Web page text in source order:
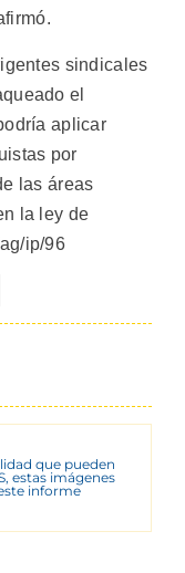
sindicales
el
aplicar
por
las áreas
la ley de
ip/96
que pueden
estas imágenes
informe